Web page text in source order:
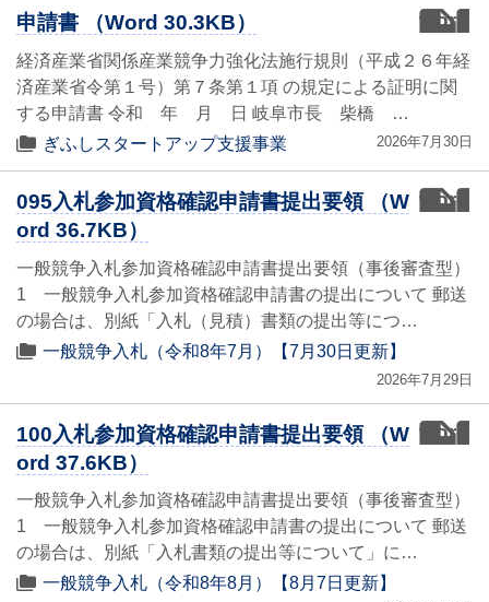
word
申請書 （Word 30.3KB）
経済産業省関係産業競争力強化法施行規則（平成２６年経
済産業省令第１号）第７条第１項 の規定による証明に関
する申請書 令和 年 月 日 岐阜市長 柴橋 …
ぎふしスタートアップ支援事業
2026年7月30日
word
095入札参加資格確認申請書提出要領 （W
ord 36.7KB）
一般競争入札参加資格確認申請書提出要領（事後審査型）
1 一般競争入札参加資格確認申請書の提出について 郵送
の場合は、別紙「入札（見積）書類の提出等につ…
一般競争入札（令和8年7月）【7月30日更新】
2026年7月29日
word
100入札参加資格確認申請書提出要領 （W
ord 37.6KB）
一般競争入札参加資格確認申請書提出要領（事後審査型）
1 一般競争入札参加資格確認申請書の提出について 郵送
の場合は、別紙「入札書類の提出等について」に…
一般競争入札（令和8年8月）【8月7日更新】